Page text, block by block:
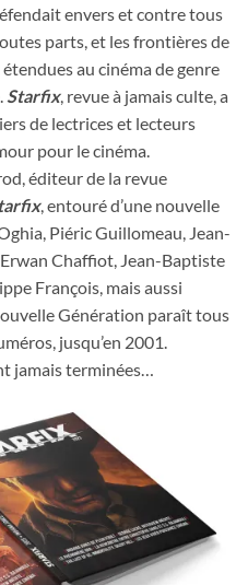
envers et contre tous
parts, et les frontières de
au cinéma de genre
Starfix, revue à jamais culte, a
de lectrices et lecteurs
pour le cinéma.
éditeur de la revue
, entouré d’une nouvelle
Piéric Guillomeau, Jean-
Chaffiot, Jean-Baptiste
François, mais aussi
Génération paraît tous
jusqu’en 2001.
jamais terminées…